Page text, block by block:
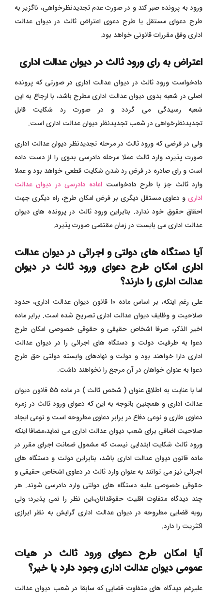
ورود به پرونده صبر کند و در صورت عدم تجدیدنظرخواهی، ناگزیر به
طرح دعوای مستقل یا طرح دعوی اعتراض ثالث در دیوان عدالت
اداری وفق مقررات قانونی خواهد بود.
اعتراض به رای ورود ثالث در دیوان عدالت اداری
دادخواست ورود ثالث در دیوان عدالت اداری در صورتی که پرونده
اصلی در شعبه بدوی دیوان عدالت اداری مطرح باشد، با ارجاع به این
شعبه رسیدگی می گردد و در صورت رد شکایت قابل
تجدیدنظرخواهی در شعب تجدیدنظر دیوان عدالت اداری است.
ولی در فرضی که ورود ثالث در مرحله تجدیدنظر دیوان عدالت اداری
صورت پذیرد، وارد ثالث عملا مرحله دادرسی بدوی را از دست داده
است و رای صادره در فرض رد شدن شکایت قطعی خواهد بود و عملا
وارد ثالث جز با طرح دادخواست اعاده دادرسی در دیوان عدالت
اداری و دعاوی مستقل دیگری بر فرض امکان طرح، راه دیگری جهت
احقاق حقوق خود ندارد. بنابراین ورود ثالث در پرونده های دیوان
عدالت اداری می بایست در زمان مقتضی صورت پذیرد.
آیا دستگاه های دولتی و اجرائی در دیوان عدالت
اداری امکان طرح دعوای ورود ثالث در دیوان
عدالت اداری را دارند؟
علی رغم اینکه، بر اساس ماده 10 قانون دیوان عدالت اداری، حدود
صلاحیت و وظایف دیوان عدالت اداری تصریح شده است. برابر ماده
اخیر الذکر، صرفا اشخاص حقیقی و حقوقی خصوصی امکان طرح
دعوا به طرفیت دولت و دستگاه های اجرائی را در دیوان عدالت
اداری دارا خواهند بود و دولت و نهادهای وابسته دولتی حق طرح
دعوا به عنوان خواهان در آن مرجع را نخواهند داشت.
اما با عنایت به اطلاق عنوان ( شخص ثالث ) در ماده 55 قانون دیوان
عدالت اداری و همچنین باتوجه به این که دعوای ورود ثالث در زمره
دعاوی طاری و نوعی دفاع در برابر دعاوی مطروحه است و نوعی ایجاد
صلاحیت اضافی برای شعب دیوان عدالت اداری می نماید،مضافا اینکه
ورود ثالث شکایت ابتدایی نیست که مشمول ضمانت اجرای مقرر در
ماده قانون دیوان عدالت اداری باشد، بنابراین دولت و دستگاه های
اجرائی نیز می توانند به عنوان وارد ثالث در دعاوی اشخاص حقیقی و
حقوقی خصوصی علیه دستگاه های دولتی وارد دادرسی شوند. هر
چند دیدگاه متفاوت اقلیت حقوقدانان،این نظر را نمی پذیرد؛ ولی
رویه قضایی مطروحه در دیوان عدالت اداری گرایش به نظر ابرازی
اکثریت را دارد.
آیا امکان طرح دعوای ورود ثالث در هیات
عمومی دیوان عدالت اداری وجود دارد یا خیر؟
علیرغم دیدگاه های متفاوت قضایی که سابقا در شعب دیوان عدالت